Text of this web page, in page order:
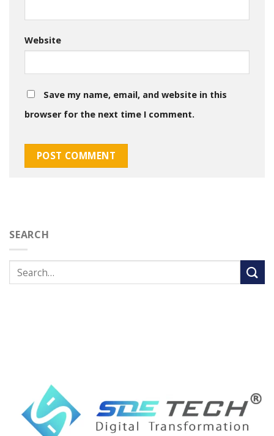
Website
Save my name, email, and website in this
browser for the next time I comment.
SEARCH